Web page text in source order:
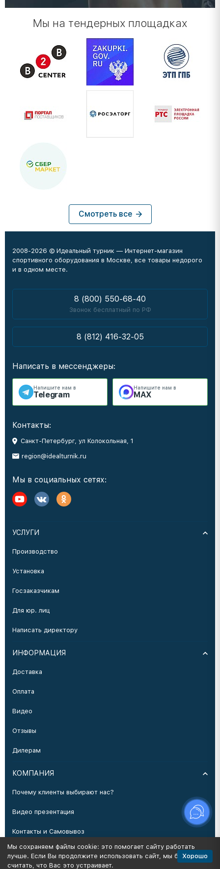
Мы на тендерных площадках
Смотреть все
2008-2026 © Идеальный турник — Интернет-магазин
спортивного оборудования в Москве, все товары недорого
и в одном месте.
8 (800) 550-68-40
Звонок бесплатный по РФ
8 (812) 416-32-05
Написать в мессенджеры:
Напишите нам в
Telegram
Напишите нам в
MAX
Контакты:
Санкт-Петербург, ул Колокольная, 1
region@idealturnik.ru
Мы в социальных сетях:
УСЛУГИ
Производство
Установка
Госзаказчикам
Для юр. лиц
Написать директору
ИНФОРМАЦИЯ
Доставка
Оплата
Видео
Отзывы
Дилерам
КОМПАНИЯ
Почему клиенты выбирают нас?
Видео презентация
Контакты и Самовывоз
Производство
Мы сохраняем файлы cookie: это помогает сайту работать
лучше. Если Вы продолжите использовать сайт, мы будем
считать, что Вас это устраивает.
Хорошо